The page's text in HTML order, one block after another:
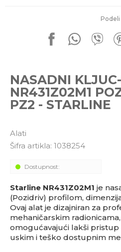
Podeli
NASADNI
NR431Z02M1
PZ2 - STARLINE
Alati
Šifra artikla: 1038254
Dostupnost:
Starline NR431Z02M1 je
(Pozidriv) profilom,
Ovaj alat je dizajniran za
mehaničarskim
omogućavajući lakši pristup
uskim i teško dostupnim
Pišite nam
office@kitcommerce.rs